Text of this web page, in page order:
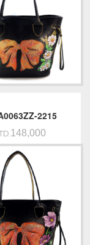
2215
148,000